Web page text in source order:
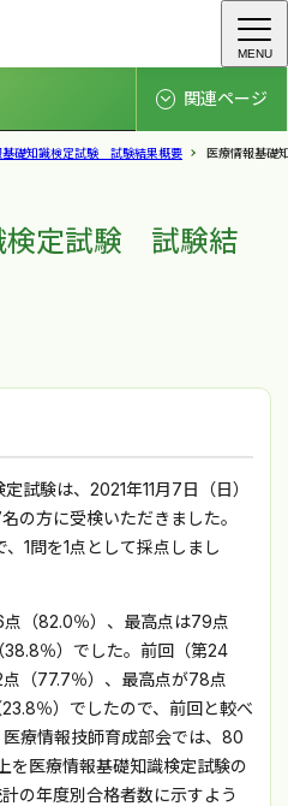
関連ページ
基礎知識検定試験 試験結果概要 医療情報基礎
検定試験 試験結
試験は、2021年11月7日（日）
の方に受検いただきました。
1問を1点として採点しまし
（82.0％）、最高点は79点
38.8％）でした。前回（第24
（77.7％）、最高点が78点
23.8％）でしたので、前回と較べ
療情報技師育成部会では、80
を医療情報基礎知識検定試験の
の年度別合格者数に示すよう
MENU